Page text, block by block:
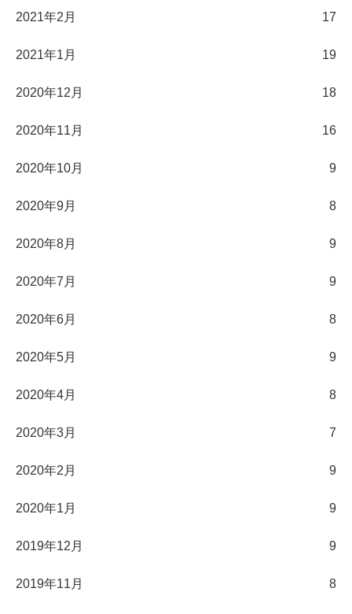
2021年2月 17
2021年1月 19
2020年12月 18
2020年11月 16
2020年10月 9
2020年9月 8
2020年8月 9
2020年7月 9
2020年6月 8
2020年5月 9
2020年4月 8
2020年3月 7
2020年2月 9
2020年1月 9
2019年12月 9
2019年11月 8